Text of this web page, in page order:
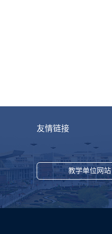
友情链接
教学单位网站